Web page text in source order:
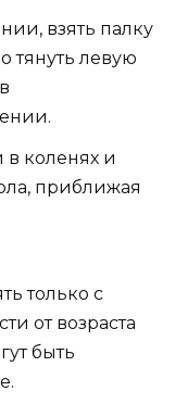
взять палку
тянуть левую
в коленях и
приближая
только с
от возраста
быть